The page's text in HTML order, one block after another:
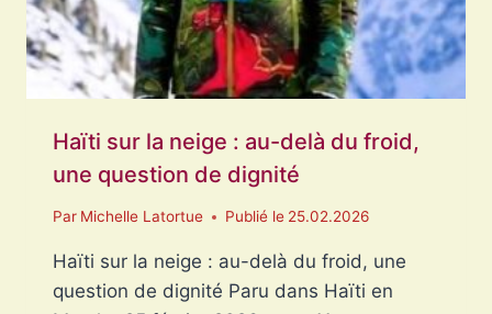
Haïti sur la neige : au-delà du froid,
une question de dignité
Par Michelle Latortue Publié le 25.02.2026
Haïti sur la neige : au-delà du froid, une
question de dignité Paru dans Haïti en